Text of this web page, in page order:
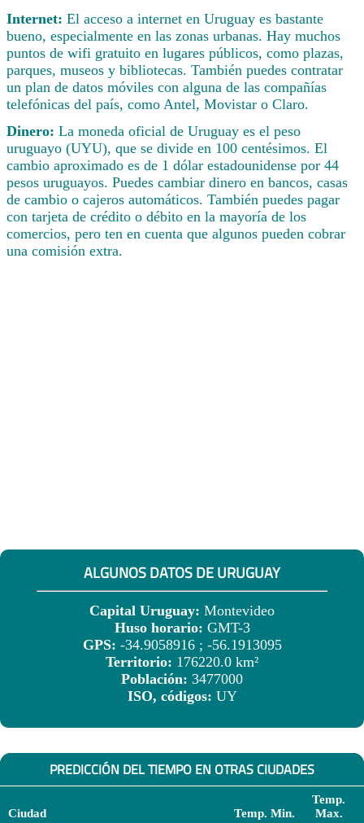
Internet: El acceso a internet en Uruguay es bastante
bueno, especialmente en las zonas urbanas. Hay muchos
puntos de wifi gratuito en lugares públicos, como plazas,
parques, museos y bibliotecas. También puedes contratar
un plan de datos móviles con alguna de las compañías
telefónicas del país, como Antel, Movistar o Claro.
Dinero: La moneda oficial de Uruguay es el peso
uruguayo (UYU), que se divide en 100 centésimos. El
cambio aproximado es de 1 dólar estadounidense por 44
pesos uruguayos. Puedes cambiar dinero en bancos, casas
de cambio o cajeros automáticos. También puedes pagar
con tarjeta de crédito o débito en la mayoría de los
comercios, pero ten en cuenta que algunos pueden cobrar
una comisión extra.
ALGUNOS DATOS DE URUGUAY
Capital Uruguay: Montevideo
Huso horario: GMT-3
GPS: -34.9058916 ; -56.1913095
Territorio: 176220.0 km²
Población: 3477000
ISO, códigos: UY
PREDICCIÓN DEL TIEMPO EN OTRAS CIUDADES
Ciudad Temp. Min.
Temp.
Max.